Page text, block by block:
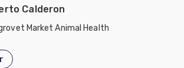
Calderon
Market Animal Health